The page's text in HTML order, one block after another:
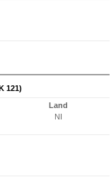
121)
Land
NI